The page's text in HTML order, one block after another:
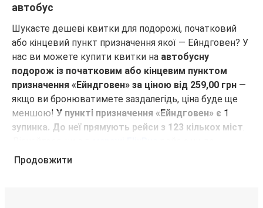
Ейндговен
Цюрих
Ейндговен
Бруж
Ейндговен
Прага
Ейндговен
автобус
Шукаєте дешеві квитки для подорожі, початковий
або кінцевий пункт призначення якої — Ейндговен? У
нас ви можете купити квитки на автобусну
подорож із початковим або кінцевим пунктом
призначення «Ейндговен» за ціною від 259,00 грн —
якщо ви бронюватимете заздалегідь, ціна буде ще
меншою! У пункті призначення «Ейндговен» є 1
зупинка. До неї прямують рейси з 123 кількох міст.
потрібного вам міста!
Продовжити